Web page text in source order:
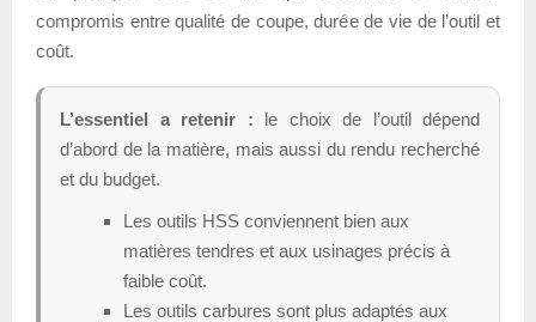
compromis entre qualité de coupe, durée de vie de l’outil et
coût.
L’essentiel a retenir : le choix de l’outil dépend
d’abord de la matière, mais aussi du rendu recherché
et du budget.
Les outils HSS conviennent bien aux
matières tendres et aux usinages précis à
faible coût.
Les outils carbures sont plus adaptés aux